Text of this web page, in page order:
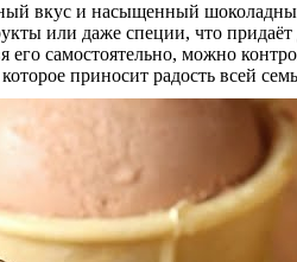
вкус и насыщенный
или даже специи, что
самостоятельно, можно
приносит радость всей